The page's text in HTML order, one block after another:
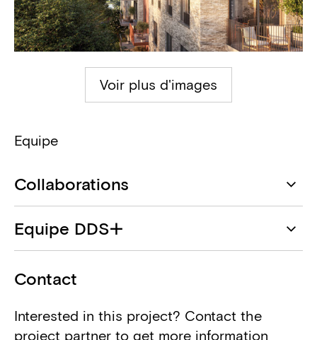
Voir plus d'images
Equipe
Collaborations
Architecte
Maître d'ouvrage
ABEL
Equipe DDS+
Catherine Paulissen
Contact
Interested in this project? Contact the
project partner to get more information